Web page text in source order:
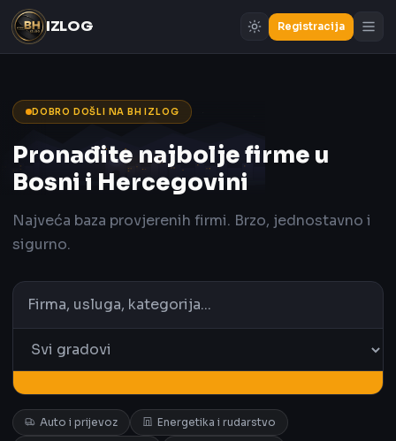
IZLOG Registracija
DOBRO DOŠLI NA BH IZLOG
Pronađite najbolje firme u
Bosni i Hercegovini
Najveća baza provjerenih firmi. Brzo, jednostavno i
sigurno.
Auto i prijevoz
Energetika i rudarstvo